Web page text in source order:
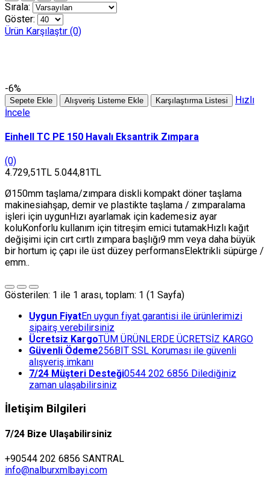
Sırala:
Göster:
Ürün Karşılaştır (0)
-6%
Sepete Ekle Alışveriş Listeme Ekle Karşılaştırma Listesi
Hızlı
İncele
Einhell TC PE 150 Havalı Eksantrik Zımpara
(0)
4.729,51TL 5.044,81TL
Ø150mm taşlama/zımpara diskli kompakt döner taşlama
makinesiahşap, demir ve plastikte taşlama / zımparalama
işleri için uygunHızı ayarlamak için kademesiz ayar
koluKonforlu kullanım için titreşim emici tutamakHızlı kağıt
değişimi için cırt cırtlı zımpara başlığı9 mm veya daha büyük
bir hortum iç çapı ile üst düzey performansElektrikli süpürge /
emm..
Gösterilen: 1 ile 1 arası, toplam: 1 (1 Sayfa)
Uygun FiyatEn uygun fiyat garantisi ile ürünlerimizi
sipairş verebilirsiniz
Ücretsiz KargoTÜM ÜRÜNLERDE ÜCRETSİZ KARGO
Güvenli Ödeme256BIT SSL Koruması ile güvenli
alışveriş imkanı
7/24 Müşteri Desteği0544 202 6856 Dilediğiniz
zaman ulaşabilirsiniz
İletişim Bilgileri
7/24 Bize Ulaşabilirsiniz
+90544 202 6856 SANTRAL
info@nalburxmlbayi.com